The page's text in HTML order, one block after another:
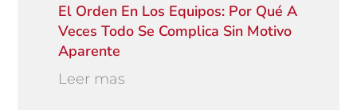
El Orden En Los Equipos: Por Qué A
Veces Todo Se Complica Sin Motivo
Aparente
Leer mas